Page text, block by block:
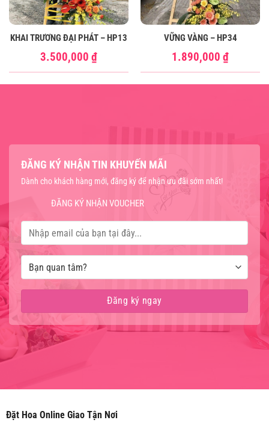
KHAI TRƯƠNG ĐẠI PHÁT – HP13
3.500,000 ₫
VỮNG VÀNG – HP34
1.890,000 ₫
ĐĂNG KÝ NHẬN TIN KHUYẾN MÃI
Dành cho khách hàng mới, đăng ký để nhận ưu đãi sớm nhất!
ĐĂNG KÝ NHẬN VOUCHER
Đặt Hoa Online Giao Tận Nơi